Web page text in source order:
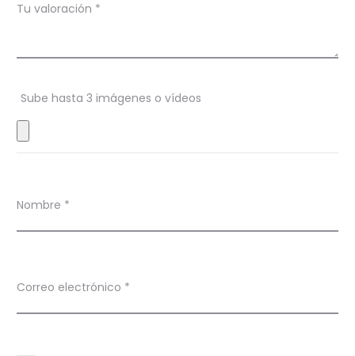
i
o
e
s
Tu valoración *
Sube hasta 3 imágenes o vídeos
Nombre *
Correo electrónico *